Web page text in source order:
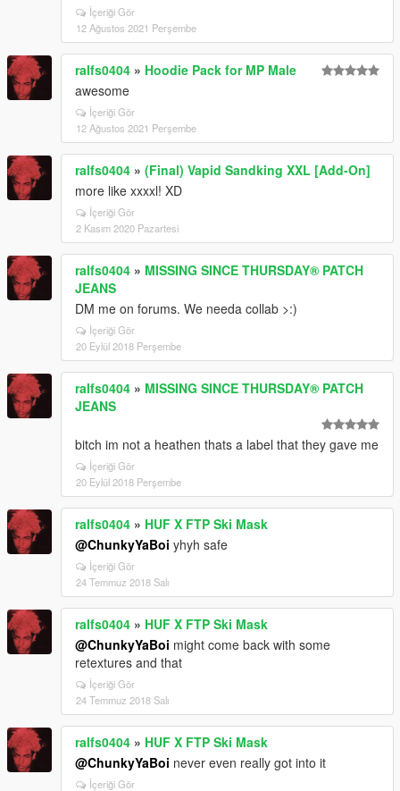
İçeriği Gör
12 Ağustos 2021 Perşembe
ralfs0404 » Hoodie Pack for MP Male
awesome
İçeriği Gör
12 Ağustos 2021 Perşembe
ralfs0404 » (Final) Vapid Sandking XXL [Add-On]
more like xxxxl! XD
İçeriği Gör
2 Kasım 2020 Pazartesi
ralfs0404 » MISSING SINCE THURSDAY® PATCH
JEANS
DM me on forums. We needa collab >:)
İçeriği Gör
20 Eylül 2018 Perşembe
ralfs0404 » MISSING SINCE THURSDAY® PATCH
JEANS
bitch im not a heathen thats a label that they gave me
İçeriği Gör
20 Eylül 2018 Perşembe
ralfs0404 » HUF X FTP Ski Mask
@ChunkyYaBoi yhyh safe
İçeriği Gör
24 Temmuz 2018 Salı
ralfs0404 » HUF X FTP Ski Mask
@ChunkyYaBoi might come back with some
retextures and that
İçeriği Gör
24 Temmuz 2018 Salı
ralfs0404 » HUF X FTP Ski Mask
@ChunkyYaBoi never even really got into it
İçeriği Gör